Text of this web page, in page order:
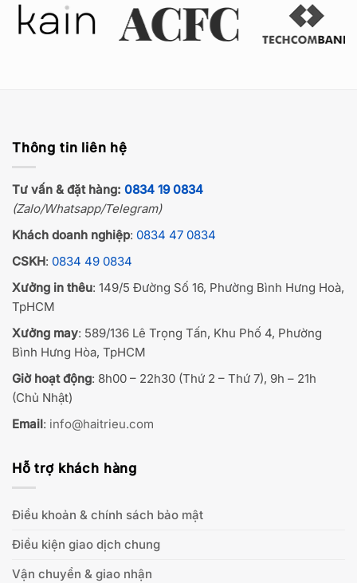
Thông tin liên hệ
Tư vấn & đặt hàng: 0834 19 0834
(Zalo/Whatsapp/Telegram)
Khách doanh nghiệp: 0834 47 0834
CSKH: 0834 49 0834
Xưởng in thêu: 149/5 Đường Số 16, Phường Bình Hưng Hoà,
TpHCM
Xưởng may: 589/136 Lê Trọng Tấn, Khu Phố 4, Phường
Bình Hưng Hòa, TpHCM
Giờ hoạt động: 8h00 – 22h30 (Thứ 2 – Thứ 7), 9h – 21h
(Chủ Nhật)
Email: info@haitrieu.com
Hỗ trợ khách hàng
Điều khoản & chính sách bảo mật
Điều kiện giao dịch chung
Vận chuyển & giao nhận